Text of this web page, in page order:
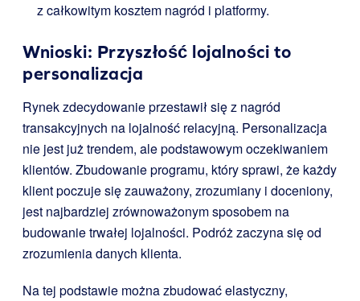
z całkowitym kosztem nagród i platformy.
Wnioski: Przyszłość lojalności to
personalizacja
Rynek zdecydowanie przestawił się z nagród
transakcyjnych na lojalność relacyjną. Personalizacja
nie jest już trendem, ale podstawowym oczekiwaniem
klientów. Zbudowanie programu, który sprawi, że każdy
klient poczuje się zauważony, zrozumiany i doceniony,
jest najbardziej zrównoważonym sposobem na
budowanie trwałej lojalności. Podróż zaczyna się od
zrozumienia danych klienta.
Na tej podstawie można zbudować elastyczny,